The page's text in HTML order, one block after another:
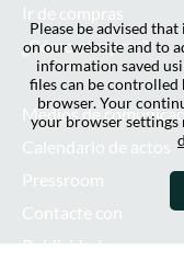
Ir de compras
¿Cómo comprar?
Medios de
Calendario de actos
Pressroom
Contacte con
Publicidad
Please be advised
on our website and to
information saved
files can be controlled
browser. Your
your browser settings